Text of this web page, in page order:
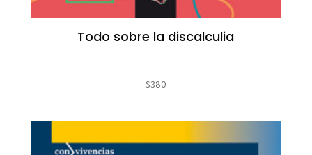
Todo sobre la discalculia
$380